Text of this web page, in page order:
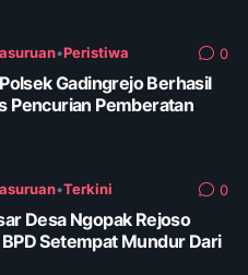
•Peristiwa 0
Gadingrejo Berhasil
Pencurian Pemberatan
•Terkini 0
Desa Ngopak Rejoso
Setempat Mundur Dari